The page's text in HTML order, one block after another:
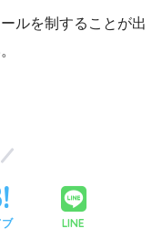
ルを制することが出
ブ LINE